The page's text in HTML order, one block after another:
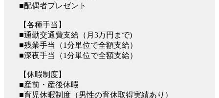
■配偶者プレゼント
【各種手当】
■通勤交通費支給（月3万円まで)
■残業手当（1分単位で全額支給）
■深夜手当（1分単位で全額支給）
【休暇制度】
■産前・産後休暇
■育児休暇制度（男性の育休取得実績あり）